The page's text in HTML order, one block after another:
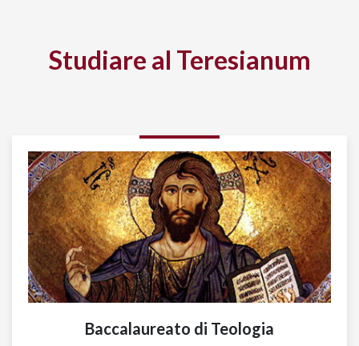
Studiare al Teresianum
Baccalaureato di Teologia